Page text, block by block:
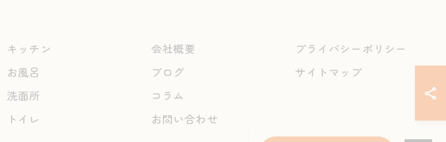
キッチン
お風呂
洗面所
トイレ
会社概要
ブログ
コラム
お問い合わせ
プライバシーポリシー
サイトマップ